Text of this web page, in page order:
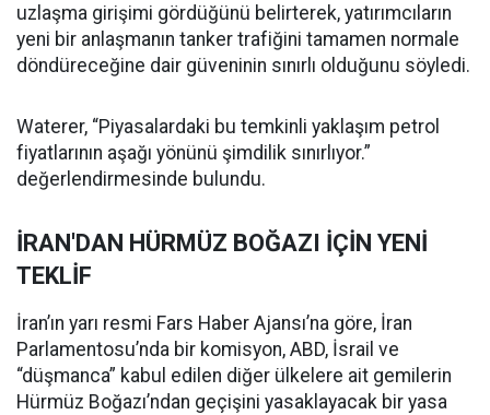
uzlaşma girişimi gördüğünü belirterek, yatırımcıların
yeni bir anlaşmanın tanker trafiğini tamamen normale
döndüreceğine dair güveninin sınırlı olduğunu söyledi.
Waterer, “Piyasalardaki bu temkinli yaklaşım petrol
fiyatlarının aşağı yönünü şimdilik sınırlıyor.”
değerlendirmesinde bulundu.
İRAN'DAN HÜRMÜZ BOĞAZI İÇİN YENİ
TEKLİF
İran’ın yarı resmi Fars Haber Ajansı’na göre, İran
Parlamentosu’nda bir komisyon, ABD, İsrail ve
“düşmanca” kabul edilen diğer ülkelere ait gemilerin
Hürmüz Boğazı’ndan geçişini yasaklayacak bir yasa